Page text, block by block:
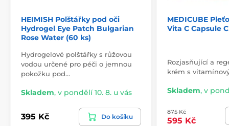
HEIMISH Polštářky pod oči
Hydrogel Eye Patch Bulgarian
Rose Water (60 ks)
Hydrogelové polštářky s růžovou
vodou určené pro péči o jemnou
pokožku pod…
Skladem, v pondělí 10. 8. u vás
395 Kč Do košíku
MEDICUBE
Vita C Capsule
Rozjasňující a
krém s
Skladem, v
875 Kč
595 Kč